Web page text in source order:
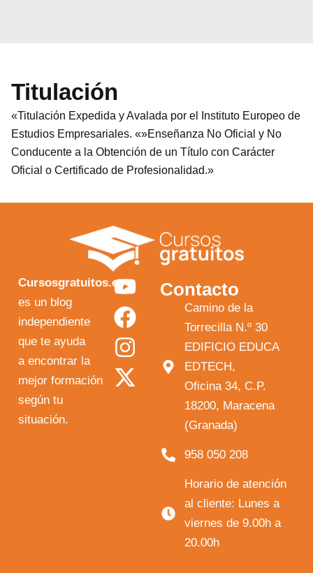
Titulación
«Titulación Expedida y Avalada por el Instituto Europeo de
Estudios Empresariales. «»Enseñanza No Oficial y No
Conducente a la Obtención de un Título con Carácter
Oficial o Certificado de Profesionalidad.»
Cursosgratuitos.es
es un blog
independiente
que te ayuda
a encontrar la
mejor formación
según tu
situación.
Y
o
u
t
u
F
a
c
e
b
I
n
s
t
a
X
-
t
w
i
Contacto
Camino de la
Torrecilla N.º 30
EDIFICIO EDUCA
EDTECH,
Oficina 34, C.P.
18200, Maracena
(Granada)
958 050 208
Horario de atención
al cliente: Lunes a
viernes de 9.00h a
20.00h